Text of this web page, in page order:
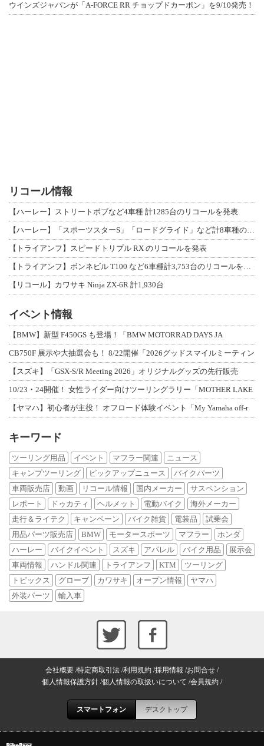
ウインズジャパンが「A-FORCE RR チョップドカーボン」を9/10発売！
リコール情報
【ハーレー】ストリートボブなど4車種 計1285台のリコールを発表
【ハーレー】「スポーツスターS」「ロードグライド」など計8車種のリコールを発表
【トライアンフ】スピードトリプル RX のリコールを発表
【トライアンフ】ボンネビル T100 など6車種計3,753台のリコールを発表
【リコール】カワサキ Ninja ZX-6R 計1,930台
イベント情報
【BMW】新型 F450GS も登場！「BMW MOTORRAD DAYS JA
CB750F 展示や大抽選会も！ 8/22開催「2026グッドスマイルミーティン
【スズキ】「GSX-S/R Meeting 2026」オリジナルグッズの先行販売
10/23・24開催！ 女性ライダー向けツーリングラリー「MOTHER LAKE
【ヤマハ】初心者が主役！ オフロード体験イベント「My Yamaha off-r
キーワード
ツーリング用品 イベント マフラー関連
ニュース
キャンプツーリング
ピックアップニュース
バイクパーツ
車両販売店
動画 リコール情報 国内メーカー
サスペンション
レポート
ドゥカティ ヘルメット 電動バイク
海外メーカー
走行＆ライテク
キャンペーン バイク雑貨 電装品
試乗会
用品パーツ販売店
BMW モータースポーツ マフラー
ホンダ
ハーレー
バイクイベント スズキ アパレル バイク用品
展示会
車両情報
ハンドル関連 トライアンフ KTM
ツーリング
トピックス
グローブ カワサキ オープン情報
ヤマハ
外装パーツ
輸入車
会社概要 特定商取引法 利用規約 採用情報 お問合せ
個人情報保護方針 個人情報の取扱いについて 会員規約
スマートフォン デスクトップ